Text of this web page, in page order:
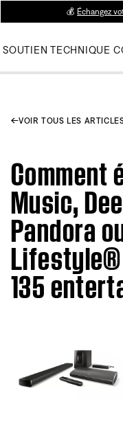
💰 Échangez
SOUTIEN TECHNIQUE
VOIR TOUS LES
Comment
Music,
Pandora
Lifestyle®
135